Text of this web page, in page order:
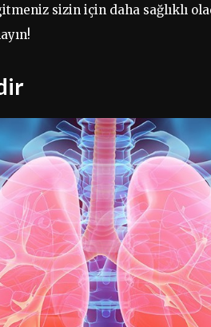
sizin için daha sağlıklı